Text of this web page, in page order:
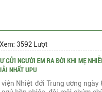
Xem: 3592 Lượt
GỬI NGƯỜI EM RA ĐỜI KHI MẸ
NHẤT UPU
viện Nhiệt đới Trung ương